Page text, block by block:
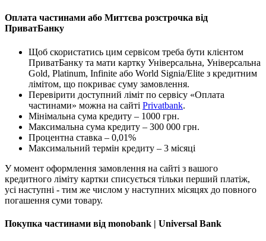
Оплата частинами або Миттєва розстрочка від
ПриватБанку
Щоб скористатись цим сервісом треба бути клієнтом
ПриватБанку та мати картку Універсальна, Універсальна
Gold, Platinum, Infinite або World Signia/Elite з кредитним
лімітом, що покриває суму замовлення.
Перевірити доступний ліміт по сервісу «Оплата
частинами» можна на сайті Privatbank.
Мінімальна сума кредиту – 1000 грн.
Максимальна сума кредиту – 300 000 грн.
Процентна ставка – 0,01%
Максимальний термін кредиту – 3 місяці
У момент оформлення замовлення на сайті з вашого
кредитного ліміту картки списується тільки перший платіж,
усі наступні - тим же числом у наступних місяцях до повного
погашення суми товару.
Покупка частинами від monobank | Universal Bank